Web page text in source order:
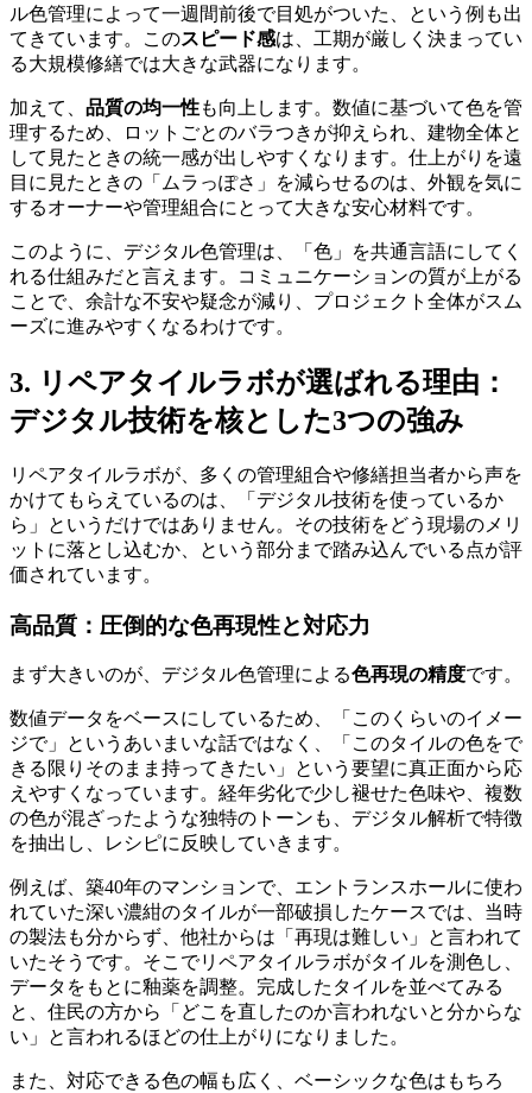
ル色管理によって一週間前後で目処がついた、という例も出
てきています。このスピード感は、工期が厳しく決まってい
る大規模修繕では大きな武器になります。
加えて、 品質の均一性も向上します。数値に基づいて色を管
理するため、ロットごとのバラつきが抑えられ、建物全体と
して見たときの統一感が出しやすくなります。仕上がりを遠
目に見たときの「ムラっぽさ」を減らせるのは、外観を気に
するオーナーや管理組合にとって大きな安心材料です。
このように、デジタル色管理は、「色」を共通言語にしてく
れる仕組みだと言えます。コミュニケーションの質が上がる
ことで、余計な不安や疑念が減り、プロジェクト全体がスム
ーズに進みやすくなるわけです。
3. リペアタイルラボが選ばれる理由：
デジタル技術を核とした3つの強み
リペアタイルラボが、多くの管理組合や修繕担当者から声を
かけてもらえているのは、「デジタル技術を使っているか
ら」というだけではありません。その技術をどう現場のメリ
ットに落とし込むか、という部分まで踏み込んでいる点が評
価されています。
高品質：圧倒的な色再現性と対応力
まず大きいのが、デジタル色管理による色再現の精度です。
数値データをベースにしているため、「このくらいのイメー
ジで」というあいまいな話ではなく、「このタイルの色をで
きる限りそのまま持ってきたい」という要望に真正面から応
えやすくなっています。経年劣化で少し褪せた色味や、複数
の色が混ざったような独特のトーンも、デジタル解析で特徴
を抽出し、レシピに反映していきます。
例えば、築40年のマンションで、エントランスホールに使わ
れていた深い濃紺のタイルが一部破損したケースでは、当時
の製法も分からず、他社からは「再現は難しい」と言われて
いたそうです。そこでリペアタイルラボがタイルを測色し、
データをもとに釉薬を調整。完成したタイルを並べてみる
と、住民の方から「どこを直したのか言われないと分からな
い」と言われるほどの仕上がりになりました。
また、対応できる色の幅も広く、ベーシックな色はもちろ